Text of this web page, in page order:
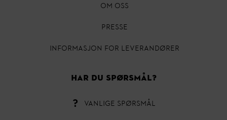
OM OSS
Presse
INFORMASJON FOR LEVERANDØRER
HAR DU SPØRSMÅL?
VANLIGE SPØRSMÅL